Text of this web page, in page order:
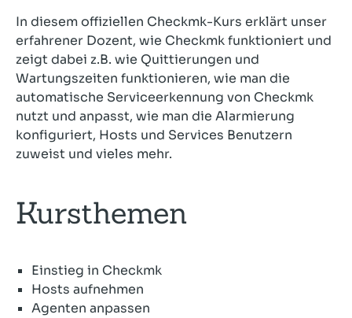
In diesem offiziellen Checkmk-Kurs erklärt unser
erfahrener Dozent, wie Checkmk funktioniert und
zeigt dabei z.B. wie Quittierungen und
Wartungszeiten funktionieren, wie man die
automatische Serviceerkennung von Checkmk
nutzt und anpasst, wie man die Alarmierung
konfiguriert, Hosts und Services Benutzern
zuweist und vieles mehr.
Kursthemen
Einstieg in Checkmk
Hosts aufnehmen
Agenten anpassen